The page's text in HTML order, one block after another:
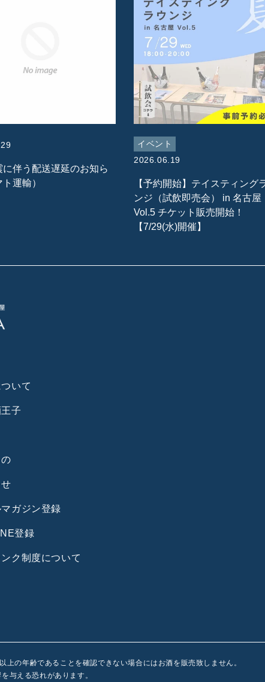
に伴う配送遅延のお知ら
運輸）
イベント
2026.06.19
【予約開始】テイスティング
ンジ（試飲即売会） in 名古屋
Vol.5 チケット販売開始！
【7/29(水)開催】
いて
子
マガジン登録
登録
ク制度について
の年齢であることを確認できない場合にはお酒を販売致しません。
与える恐れがあります。